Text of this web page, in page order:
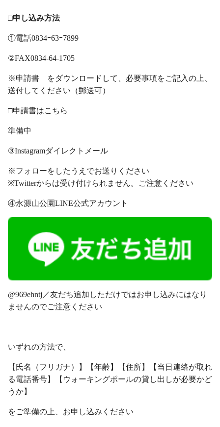
□申し込み方法
①電話0834ｰ63ｰ7899
②FAX0834-64-1705
※申請書 をダウンロードして、必要事項をご記入の上、
送付してください（郵送可）
□申請書はこちら
準備中
③Instagramダイレクトメール
※フォローをしたうえでお送りください
※Twitterからは受け付けられません。ご注意ください
④永源山公園LINE公式アカウント
@969ehntj／友だち追加しただけではお申し込みにはなり
ませんのでご注意ください
いずれの方法で、
【氏名（フリガナ）】【年齢】【住所】【当日連絡が取れ
る電話番号】【ウォーキングポールの貸し出しが必要かど
うか】
をご準備の上、お申し込みください